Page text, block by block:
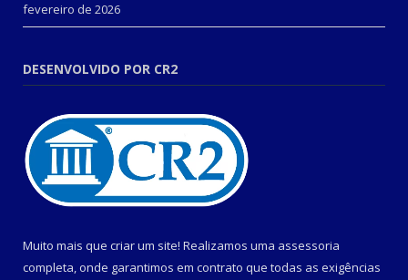
fevereiro de 2026
DESENVOLVIDO POR CR2
Muito mais que criar um site! Realizamos uma assessoria
completa, onde garantimos em contrato que todas as exigências